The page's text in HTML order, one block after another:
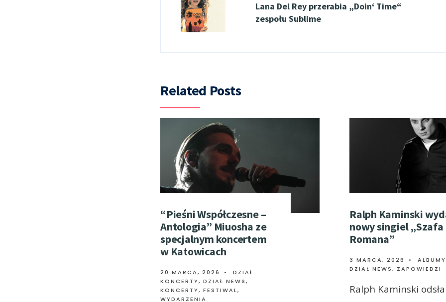
Lana Del Rey przerabia „Doin‘ Time“
zespołu Sublime
Related Posts
“Pieśni Współczesne –
Antologia” Miuosha ze
specjalnym koncertem
w Katowicach
20 MARCA, 2026 •
DZIAŁ
KONCERTY, DZIAŁ NEWS,
KONCERTY, FESTIWAL,
WYDARZENIA
Ralph Kaminski
nowy singiel „Szafa
Romana”
3 MARCA, 2026 • ALBUMY
DZIAŁ NEWS, ZAPOWIEDZI
Ralph Kaminski